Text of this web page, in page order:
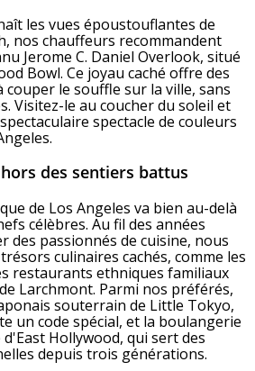
les vues époustouflantes de
nos chauffeurs recommandent
Jerome C. Daniel Overlook, situé
Bowl. Ce joyau caché offre des
couper le souffle sur la ville, sans
Visitez-le au coucher du soleil et
spectacle de couleurs
des sentiers battus
de Los Angeles va bien au-delà
célèbres. Au fil des années
des passionnés de cuisine, nous
culinaires cachés, comme les
restaurants ethniques familiaux
Larchmont. Parmi nos préférés,
souterrain de Little Tokyo,
un code spécial, et la boulangerie
Hollywood, qui sert des
depuis trois générations.